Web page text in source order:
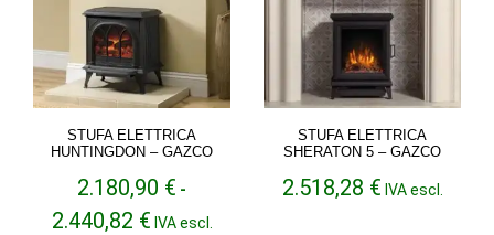
STUFA ELETTRICA
HUNTINGDON – GAZCO
2.180,90 € -
2.440,82 €Fascia
IVA escl.
STUFA ELETTRICA
SHERATON 5 – GAZCO
2.518,28 € IVA escl.